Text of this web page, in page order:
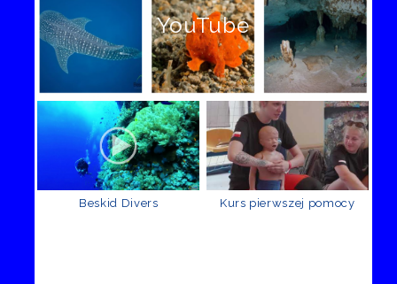
YouTube
Beskid Divers Kurs pierwszej pomocy